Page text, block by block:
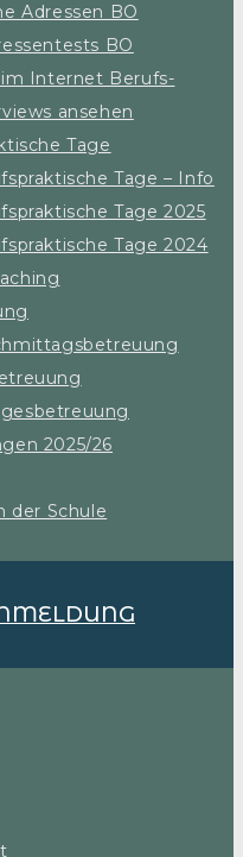
Adressen BO
BO
im Internet Berufs-
ansehen
Tage
Tage – Info
Tage 2025
Tage 2024
2025/26
der Schule